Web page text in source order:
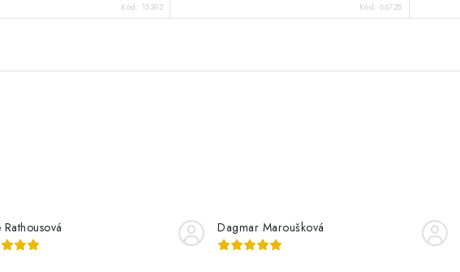
Kód: 15392 Kód: 66728
Rathousová Dagmar Maroušková